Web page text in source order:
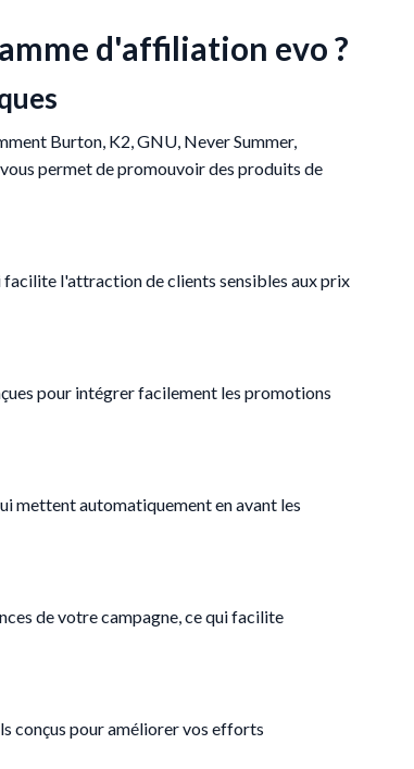
d'affiliation evo ?
Burton, K2, GNU, Never Summer,
permet de promouvoir des produits de
l'attraction de clients sensibles aux prix
pour intégrer facilement les promotions
mettent automatiquement en avant les
de votre campagne, ce qui facilite
conçus pour améliorer vos efforts